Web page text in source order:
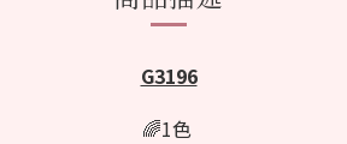
G3196
🌈1色